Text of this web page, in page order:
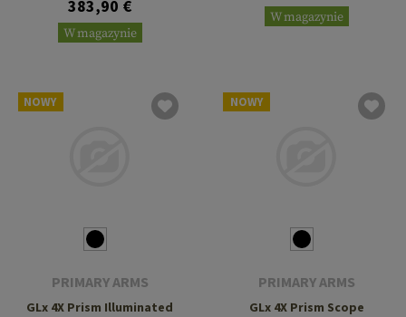
383,90 €
W magazynie
W magazynie
NOWY
PRIMARY ARMS
GLx 4X Prism Illuminated
NOWY
PRIMARY ARMS
GLx 4X Prism Scope